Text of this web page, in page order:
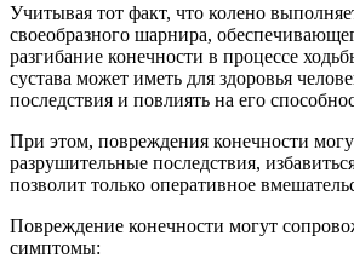
Учитывая тот факт, что колено
своеобразного шарнира,
разгибание конечности в процессе
сустава может иметь для здоровья
последствия и повлиять на его
При этом, повреждения конечности
разрушительные последствия,
позволит только оперативное
Повреждение конечности могут
симптомы: